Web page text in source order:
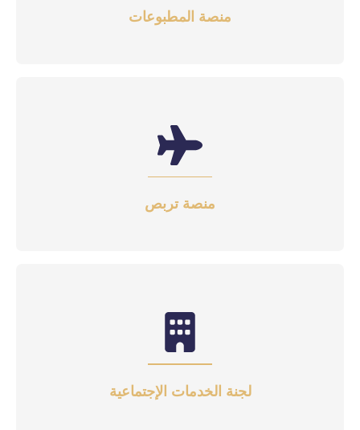
منصة المطبوعات
منصة تربص
لجنة الخدمات الإجتماعية